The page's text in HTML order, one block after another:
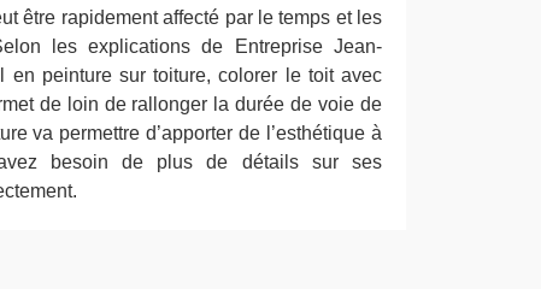
être rapidement affecté par le temps et les
les explications de Entreprise Jean-
en peinture sur toiture, colorer le toit avec
de loin de rallonger la durée de voie de
va permettre d’apporter de l’esthétique à
besoin de plus de détails sur ses